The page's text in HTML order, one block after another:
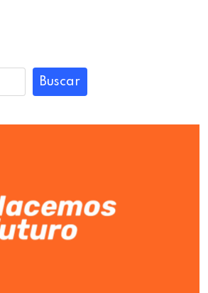
Buscar